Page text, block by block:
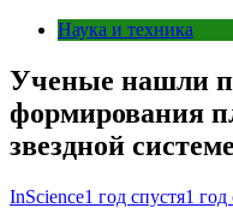
Наука и техника
Ученые нашли
формирования
звездной системе
InScience1 год спустя1 год